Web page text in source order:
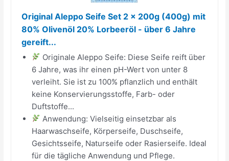
Original Aleppo Seife Set 2 x 200g (400g) mit
80% Olivenöl 20% Lorbeeröl - über 6 Jahre
gereift...
Originale Aleppo Seife: Diese Seife reift über
6 Jahre, was ihr einen pH-Wert von unter 8
verleiht. Sie ist zu 100% pflanzlich und enthält
keine Konservierungsstoffe, Farb- oder
Duftstoffe...
Anwendung: Vielseitig einsetzbar als
Haarwaschseife, Körperseife, Duschseife,
Gesichtsseife, Naturseife oder Rasierseife. Ideal
für die tägliche Anwendung und Pflege.